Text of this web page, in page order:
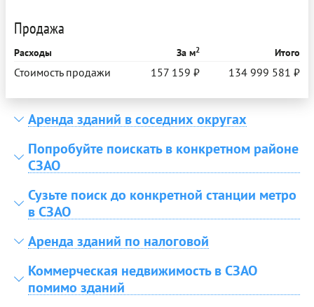
Продажа
Расходы За м2 Итого
Стоимость продажи 157 159 ₽ 134 999 581 ₽
Аренда зданий в соседних округах
Попробуйте поискать в конкретном районе
СЗАО
Сузьте поиск до конкретной станции метро
в СЗАО
Аренда зданий по налоговой
Коммерческая недвижимость в СЗАО
помимо зданий